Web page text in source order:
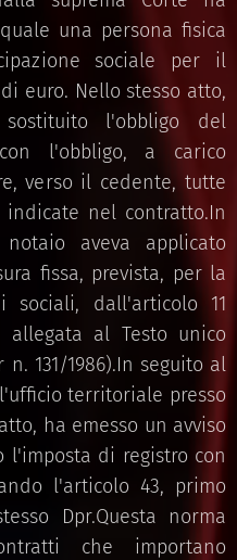
una persona fisica
sociale per il
euro. Nello stesso atto,
l'obbligo del
l'obbligo, a carico
verso il cedente, tutte
nel contratto.In
aveva applicato
fissa, prevista, per la
sociali, dall'articolo 11
al Testo unico
131/1986).In seguito al
territoriale presso
ha emesso un avviso
di registro con
l'articolo 43, primo
Dpr.Questa norma
che importano